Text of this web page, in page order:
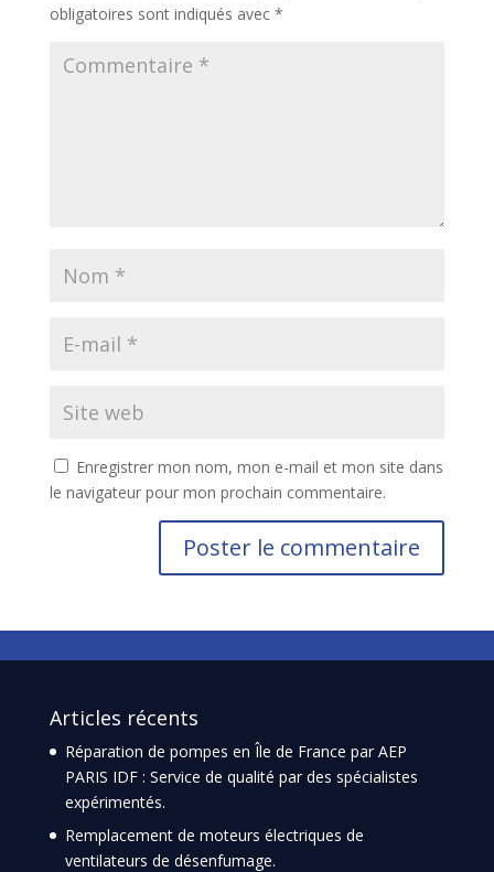
obligatoires sont indiqués avec *
Enregistrer mon nom, mon e-mail et mon site dans
le navigateur pour mon prochain commentaire.
Articles récents
Réparation de pompes en Île de France par AEP
PARIS IDF : Service de qualité par des spécialistes
expérimentés.
Remplacement de moteurs électriques de
ventilateurs de désenfumage.